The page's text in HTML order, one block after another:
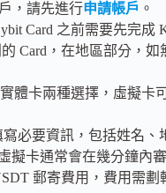
，請先進行申請帳戶 。
Card 之前需要先完成
Card，在地區部分，
實體卡兩種選擇，虛擬
寫必要資訊，包括姓名、
擬卡通常會在幾分鐘內
郵寄費用，費用需劃